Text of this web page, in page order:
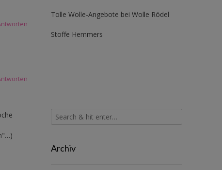
Tolle Wolle-Angebote bei Wolle Rödel
Stoffe Hemmers
Archiv